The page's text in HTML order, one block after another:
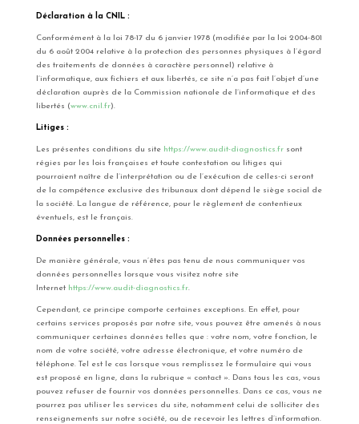
Déclaration à la CNIL :
Conformément à la loi 78-17 du 6 janvier 1978 (modifiée par la loi 2004-801
du 6 août 2004 relative à la protection des personnes physiques à l’égard
des traitements de données à caractère personnel) relative à
l’informatique, aux fichiers et aux libertés, ce site n’a pas fait l’objet d’une
déclaration auprès de la Commission nationale de l’informatique et des
libertés (www.cnil.fr).
Litiges :
Les présentes conditions du site https://www.audit-diagnostics.frsont
régies par les lois françaises et toute contestation ou litiges qui
pourraient naître de l’interprétation ou de l’exécution de celles-ci seront
de la compétence exclusive des tribunaux dont dépend le siège social de
la société. La langue de référence, pour le règlement de contentieux
éventuels, est le français.
Données personnelles :
De manière générale, vous n’êtes pas tenu de nous communiquer vos
données personnelles lorsque vous visitez notre site
Internet https://www.audit-diagnostics.fr.
Cependant, ce principe comporte certaines exceptions. En effet, pour
certains services proposés par notre site, vous pouvez être amenés à nous
communiquer certaines données telles que : votre nom, votre fonction, le
nom de votre société, votre adresse électronique, et votre numéro de
téléphone. Tel est le cas lorsque vous remplissez le formulaire qui vous
est proposé en ligne, dans la rubrique « contact ». Dans tous les cas, vous
pouvez refuser de fournir vos données personnelles. Dans ce cas, vous ne
pourrez pas utiliser les services du site, notamment celui de solliciter des
renseignements sur notre société, ou de recevoir les lettres d’information.